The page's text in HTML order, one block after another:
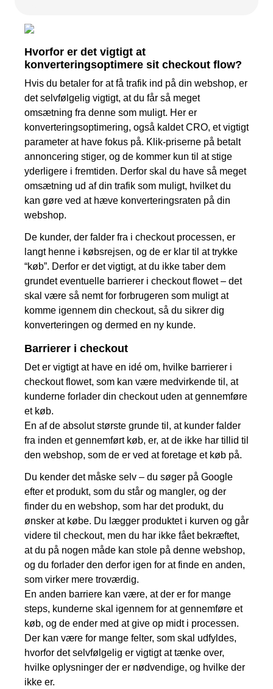
Hvorfor er det vigtigt at
konverteringsoptimere sit checkout flow?
Hvis du betaler for at få trafik ind på din webshop, er
det selvfølgelig vigtigt, at du får så meget
omsætning fra denne som muligt. Her er
konverteringsoptimering, også kaldet CRO, et vigtigt
parameter at have fokus på. Klik-priserne på betalt
annoncering stiger, og de kommer kun til at stige
yderligere i fremtiden. Derfor skal du have så meget
omsætning ud af din trafik som muligt, hvilket du
kan gøre ved at hæve konverteringsraten på din
webshop.
De kunder, der falder fra i checkout processen, er
langt henne i købsrejsen, og de er klar til at trykke
“køb”. Derfor er det vigtigt, at du ikke taber dem
grundet eventuelle barrierer i checkout flowet – det
skal være så nemt for forbrugeren som muligt at
komme igennem din checkout, så du sikrer dig
konverteringen og dermed en ny kunde.
Barrierer i checkout
Det er vigtigt at have en idé om, hvilke barrierer i
checkout flowet, som kan være medvirkende til, at
kunderne forlader din checkout uden at gennemføre
et køb.
En af de absolut største grunde til, at kunder falder
fra inden et gennemført køb, er, at de ikke har tillid til
den webshop, som de er ved at foretage et køb på.
Du kender det måske selv – du søger på Google
efter et produkt, som du står og mangler, og der
finder du en webshop, som har det produkt, du
ønsker at købe. Du lægger produktet i kurven og går
videre til checkout, men du har ikke fået bekræftet,
at du på nogen måde kan stole på denne webshop,
og du forlader den derfor igen for at finde en anden,
som virker mere troværdig.
En anden barriere kan være, at der er for mange
steps, kunderne skal igennem for at gennemføre et
køb, og de ender med at give op midt i processen.
Der kan være for mange felter, som skal udfyldes,
hvorfor det selvfølgelig er vigtigt at tænke over,
hvilke oplysninger der er nødvendige, og hvilke der
ikke er.